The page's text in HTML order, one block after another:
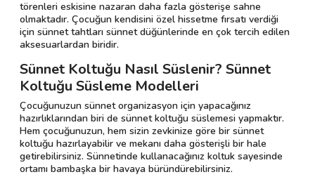
törenleri eskisine nazaran daha fazla gösterişe sahne
olmaktadır. Çocuğun kendisini özel hissetme fırsatı verdiği
için sünnet tahtları sünnet düğünlerinde en çok tercih edilen
aksesuarlardan biridir.
Sünnet Koltuğu Nasıl Süslenir? Sünnet
Koltuğu Süsleme Modelleri
Çocuğunuzun sünnet organizasyon için yapacağınız
hazırlıklarından biri de sünnet koltuğu süslemesi yapmaktır.
Hem çocuğunuzun, hem sizin zevkinize göre bir sünnet
koltuğu hazırlayabilir ve mekanı daha gösterişli bir hale
getirebilirsiniz. Sünnetinde kullanacağınız koltuk sayesinde
ortamı bambaşka bir havaya büründürebilirsiniz.